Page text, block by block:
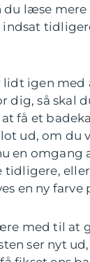
du læse
indsat
lidt igen med
dig, så skal
få et
ud, om du
en omgang
tidligere,
en ny farve
med til at
ser nyt